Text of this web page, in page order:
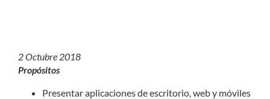
2 Octubre 2018
Propósitos
Presentar aplicaciones de escritorio, web y móviles